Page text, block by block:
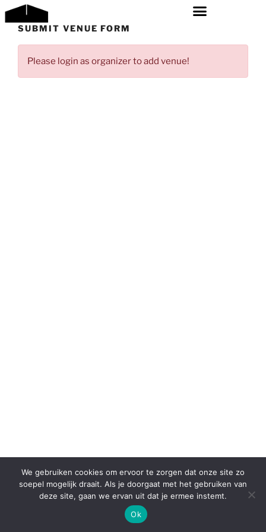
SUBMIT VENUE FORM
Please login as organizer to add venue!
We gebruiken cookies om ervoor te zorgen dat onze site zo
soepel mogelijk draait. Als je doorgaat met het gebruiken van
deze site, gaan we ervan uit dat je ermee instemt.
Ok